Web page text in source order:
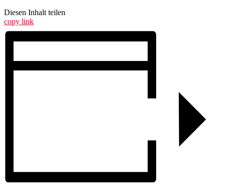
Diesen Inhalt teilen
copy link